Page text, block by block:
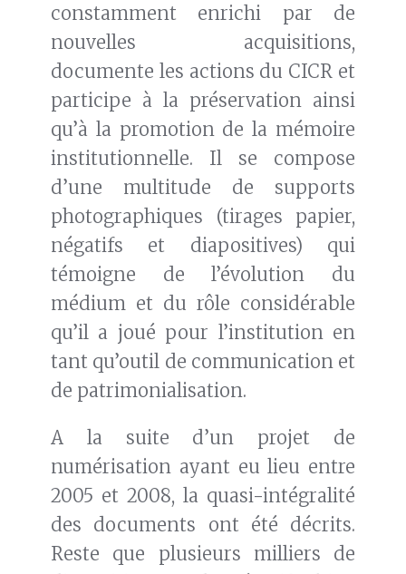
constamment enrichi par de
nouvelles acquisitions,
documente les actions du CICR et
participe à la préservation ainsi
qu’à la promotion de la mémoire
institutionnelle. Il se compose
d’une multitude de supports
photographiques (tirages papier,
négatifs et diapositives) qui
témoigne de l’évolution du
médium et du rôle considérable
qu’il a joué pour l’institution en
tant qu’outil de communication et
de patrimonialisation.
A la suite d’un projet de
numérisation ayant eu lieu entre
2005 et 2008, la quasi-intégralité
des documents ont été décrits.
Reste que plusieurs milliers de